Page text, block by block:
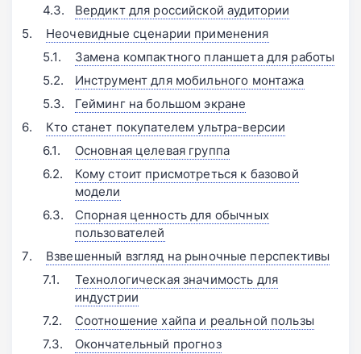
Вердикт для российской аудитории
Неочевидные сценарии применения
Замена компактного планшета для работы
Инструмент для мобильного монтажа
Гейминг на большом экране
Кто станет покупателем ультра-версии
Основная целевая группа
Кому стоит присмотреться к базовой
модели
Спорная ценность для обычных
пользователей
Взвешенный взгляд на рыночные перспективы
Технологическая значимость для
индустрии
Соотношение хайпа и реальной пользы
Окончательный прогноз